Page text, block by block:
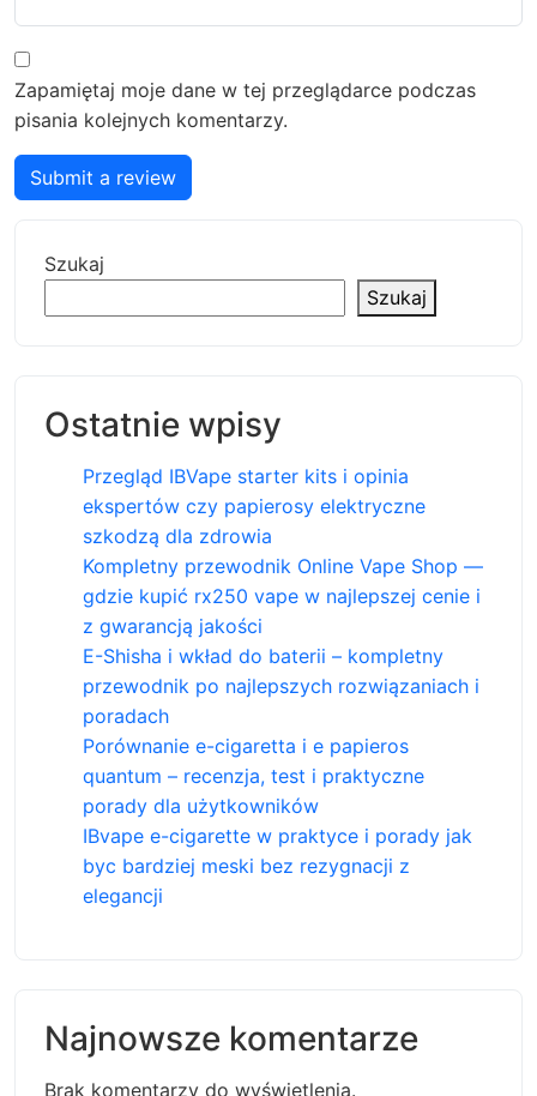
Zapamiętaj moje dane w tej przeglądarce podczas
pisania kolejnych komentarzy.
Submit a review
Szukaj
Szukaj
Ostatnie wpisy
Przegląd IBVape starter kits i opinia
ekspertów czy papierosy elektryczne
szkodzą dla zdrowia
Kompletny przewodnik Online Vape Shop —
gdzie kupić rx250 vape w najlepszej cenie i
z gwarancją jakości
E-Shisha i wkład do baterii – kompletny
przewodnik po najlepszych rozwiązaniach i
poradach
Porównanie e-cigaretta i e papieros
quantum – recenzja, test i praktyczne
porady dla użytkowników
IBvape e-cigarette w praktyce i porady jak
byc bardziej meski bez rezygnacji z
elegancji
Najnowsze komentarze
Brak komentarzy do wyświetlenia.